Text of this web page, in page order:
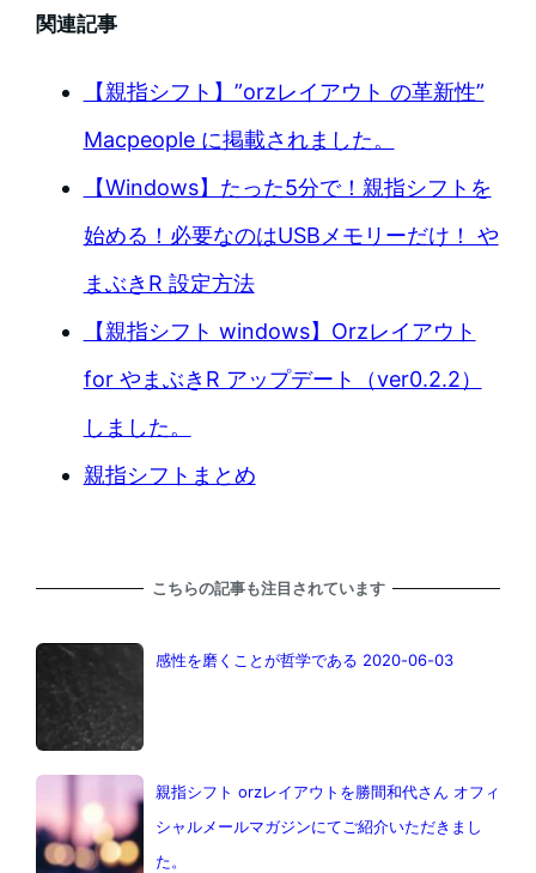
関連記事
【親指シフト】”orzレイアウト の革新性”
Macpeople に掲載されました。
【Windows】たった5分で！親指シフトを
始める！必要なのはUSBメモリーだけ！ や
まぶきR 設定方法
【親指シフト windows】Orzレイアウト
for やまぶきR アップデート（ver0.2.2）
しました。
親指シフトまとめ
こちらの記事も注目されています
感性を磨くことが哲学である 2020-06-03
親指シフト orzレイアウトを勝間和代さん オフィ
シャルメールマガジンにてご紹介いただきまし
た。